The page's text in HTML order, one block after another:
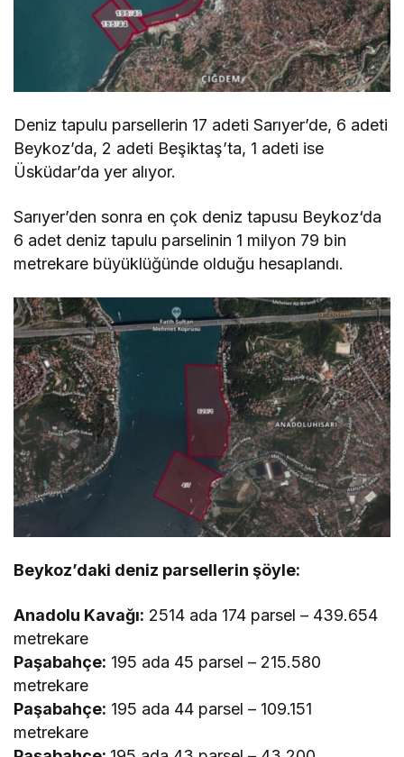
Deniz tapulu parsellerin 17 adeti Sarıyer’de, 6 adeti
Beykoz’da, 2 adeti Beşiktaş’ta, 1 adeti ise
Üsküdar’da yer alıyor.
Sarıyer’den sonra en çok deniz tapusu Beykoz‘da
6 adet deniz tapulu parselinin 1 milyon 79 bin
metrekare büyüklüğünde olduğu hesaplandı.
Beykoz’daki deniz parsellerin şöyle:
Anadolu Kavağı: 2514 ada 174 parsel – 439.654
metrekare
Paşabahçe: 195 ada 45 parsel – 215.580
metrekare
Paşabahçe: 195 ada 44 parsel – 109.151
metrekare